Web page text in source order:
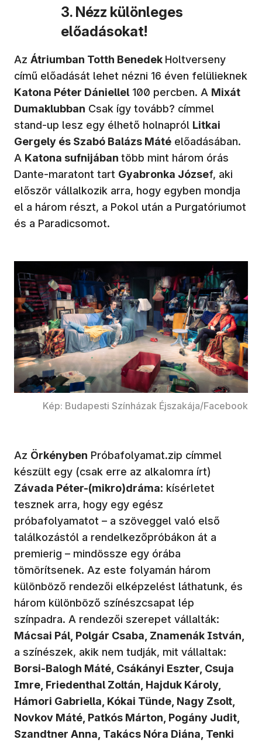
3. Nézz különleges
előadásokat!
Az Átriumban Totth Benedek Holtverseny
című előadását lehet nézni 16 éven felülieknek
Katona Péter Dániellel 100 percben. A Mixát
Dumaklubban Csak így tovább? címmel
stand-up lesz egy élhető holnapról Litkai
Gergely és Szabó Balázs Máté előadásában.
A Katona sufnijában több mint három órás
Dante-maratont tart Gyabronka József, aki
először vállalkozik arra, hogy egyben mondja
el a három részt, a Pokol után a Purgatóriumot
és a Paradicsomot.
Kép: Budapesti Színházak Éjszakája/Facebook
Az Örkényben Próbafolyamat.zip címmel
készült egy (csak erre az alkalomra írt)
Závada Péter-(mikro)dráma: kísérletet
tesznek arra, hogy egy egész
próbafolyamatot – a szöveggel való első
találkozástól a rendelkezőpróbákon át a
premierig – mindössze egy órába
tömörítsenek. Az este folyamán három
különböző rendezői elképzelést láthatunk, és
három különböző színészcsapat lép
színpadra. A rendezői szerepet vállalták:
Mácsai Pál, Polgár Csaba, Znamenák István,
a színészek, akik nem tudják, mit vállaltak:
Borsi-Balogh Máté, Csákányi Eszter, Csuja
Imre, Friedenthal Zoltán, Hajduk Károly,
Hámori Gabriella, Kókai Tünde, Nagy Zsolt,
Novkov Máté, Patkós Márton, Pogány Judit,
Szandtner Anna, Takács Nóra Diána, Tenki